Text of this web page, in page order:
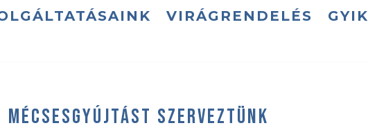
VIRÁGRENDELÉS GYIK
mécsesgyújtást szerveztünk